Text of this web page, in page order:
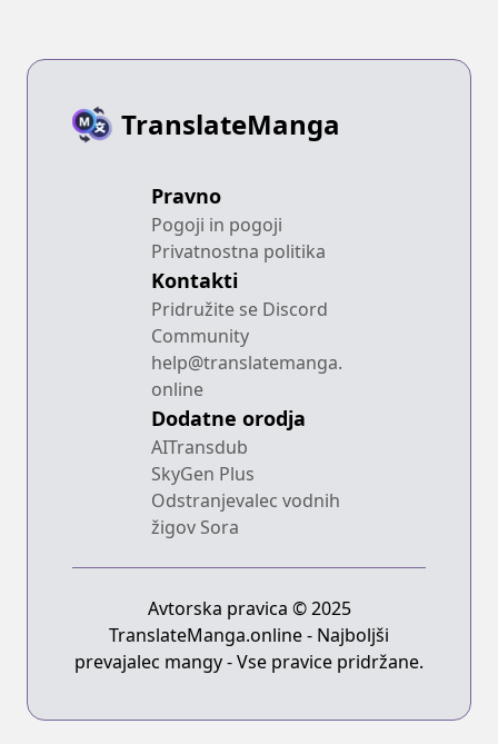
TranslateManga
Pravno
Pogoji in pogoji
Privatnostna politika
Kontakti
Pridružite se Discord
Community
help@translatemanga.
online
Dodatne orodja
AITransdub
SkyGen Plus
Odstranjevalec vodnih
žigov Sora
Avtorska pravica © 2025
TranslateManga.online - Najboljši
prevajalec mangy - Vse pravice pridržane.